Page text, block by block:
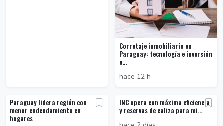
Corretaje inmobiliario en
Paraguay: tecnología e inversión
e...
hace 12 h
Paraguay lidera región con
menor endeudamiento en
hogares
INC opera con máxima eficiencia
y reservas de caliza para mi...